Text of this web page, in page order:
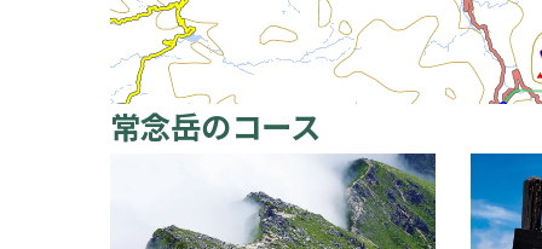
常念岳のコース